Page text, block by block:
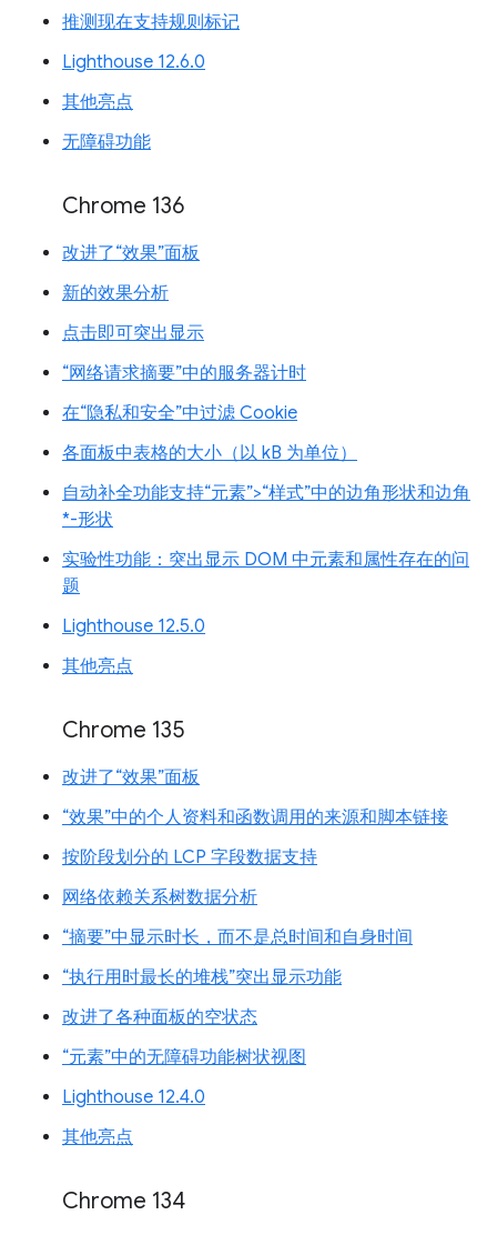
推测现在支持规则标记
Lighthouse 12.6.0
其他亮点
无障碍功能
Chrome 136
改进了“效果”面板
新的效果分析
点击即可突出显示
“网络请求摘要”中的服务器计时
在“隐私和安全”中过滤 Cookie
各面板中表格的大小（以 kB 为单位）
自动补全功能支持“元素”>“样式”中的边角形状和边角
*-形状
实验性功能：突出显示 DOM 中元素和属性存在的问
题
Lighthouse 12.5.0
其他亮点
Chrome 135
改进了“效果”面板
“效果”中的个人资料和函数调用的来源和脚本链接
按阶段划分的 LCP 字段数据支持
网络依赖关系树数据分析
“摘要”中显示时长，而不是总时间和自身时间
“执行用时最长的堆栈”突出显示功能
改进了各种面板的空状态
“元素”中的无障碍功能树状视图
Lighthouse 12.4.0
其他亮点
Chrome 134